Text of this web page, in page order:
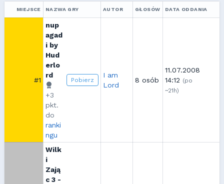
MIEJSCE NAZWA GRY AUTOR GŁOSÓW DATA ODDANIA
#1
nup
agad
i by
Hud
erlo
rd
+3
pkt.
do
ranki
ngu
Pobierz
I am
Lord
8 osób
11.07.2008
14:12 (po
~21h)
Wilk
i
Zają
c 3 -